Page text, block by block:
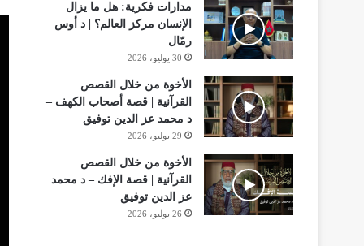
مدارات فكرية: هل ما يزال
الإنسان مركز العالم؟ | د أوس
رمّال
30 يوليو، 2026
الأخوة من خلال القصص
القرآنية | قصة أصحاب الكهف –
د محمد عز الدين توفيق
29 يوليو، 2026
الأخوة من خلال القصص
القرآنية | قصة الإفك – د محمد
عز الدين توفيق
26 يوليو، 2026